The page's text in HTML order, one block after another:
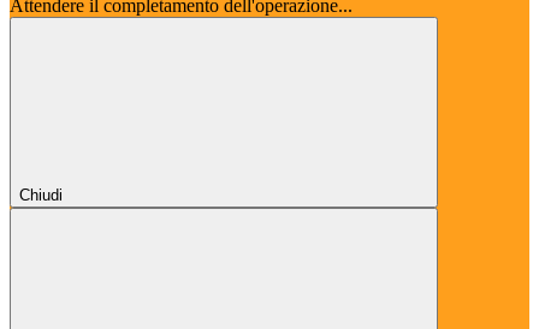
Attendere il completamento dell'operazione...
Chiudi